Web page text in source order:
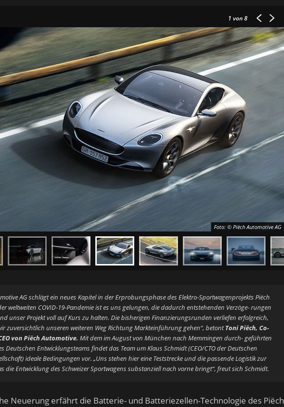
1 von 8
Foto: © Piëch Automotive AG
AG schlägt ein neues Kapitel in der Erprobungsphase des Elektro-Sportwagenprojekts Piëch
weltweiten COVID-19-Pandemie ist es uns gelungen, die dadurch entstehenden Verzöge- rungen
unser Projekt voll auf Kurs zu halten. Die bisherigen Finanzierungsrunden verliefen erfolgreich,
zuversichtlich unseren weiteren Weg Richtung Markteinführung gehen“, betontToni Piëch, Co-
von Piëch Automotive. Mit dem im August von München nach Memmingen durch- geführten
Deutschen Entwicklungsteams findet das Team um Klaus Schmidt (CEO/CTO der Deutschen
ideale Bedingungen vor. „Uns stehen hier eine Teststrecke und die passende Logistik zur
die Entwicklung des Schweizer Sportwagens substanziell nach vorne bringt“, freut sich Schmidt.
Neuerung erfährt die Batterie- und Batteriezellen-Technologie des Piëch